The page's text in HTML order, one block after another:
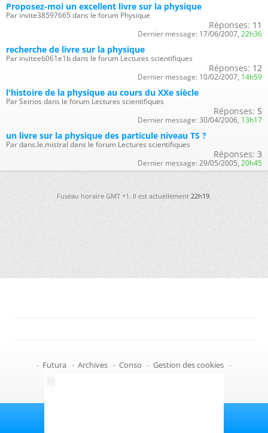
Proposez-moi un excellent livre sur la physique
Par invite38597665 dans le forum Physique
Réponses: 11
Dernier message: 17/06/2007, 22h36
recherche de livre sur la physique
Par inviteeb061e1b dans le forum Lectures scientifiques
Réponses: 12
Dernier message: 10/02/2007, 14h59
l'histoire de la physique au cours du XXe siècle
Par Seirios dans le forum Lectures scientifiques
Réponses: 5
Dernier message: 30/04/2006, 13h17
un livre sur la physique des particule niveau TS ?
Par dans.le.mistral dans le forum Lectures scientifiques
Réponses: 3
Dernier message: 29/05/2005, 20h45
Fuseau horaire GMT +1. Il est actuellement22h19.
- Futura - Archives - Conso - Gestion des cookies -